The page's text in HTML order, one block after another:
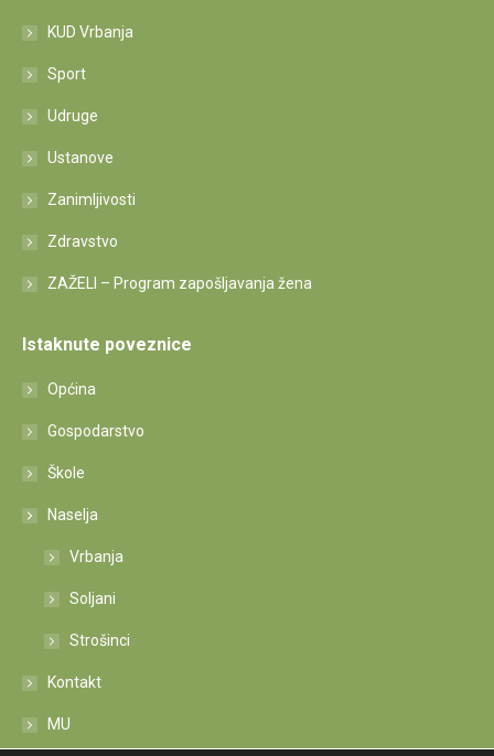
KUD Vrbanja
Sport
Udruge
Ustanove
Zanimljivosti
Zdravstvo
ZAŽELI – Program zapošljavanja žena
Istaknute poveznice
Općina
Gospodarstvo
Škole
Naselja
Vrbanja
Soljani
Strošinci
Kontakt
MU